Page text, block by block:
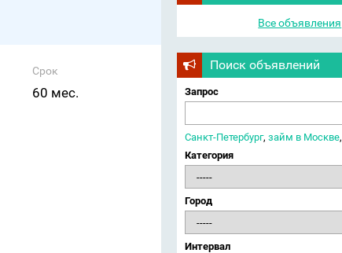
Срок
60 мес.
Все объявления
Поиск объявлений
Запрос
Санкт-Петербург, займ в Москве,
Категория
Город
Интервал